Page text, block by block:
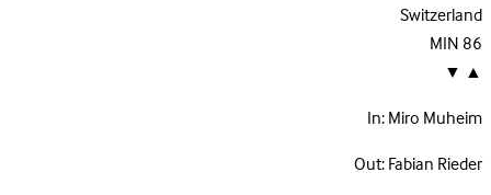
Switzerland
86
MIN
▲
▼
In:Miro Muheim
Out:Fabian Rieder